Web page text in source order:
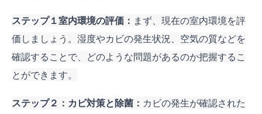
ステップ１室内環境の評価： まず、現在の室内環境を評
価しましょう。湿度やカビの発生状況、空気の質などを
確認することで、どのような問題があるのか把握するこ
とができます。
ステップ２：カビ対策と除菌： カビの発生が確認された